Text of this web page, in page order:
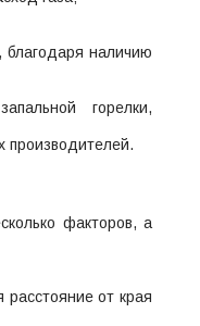
благодаря наличию
горелки,
производителей.
факторов, а
расстояние от края